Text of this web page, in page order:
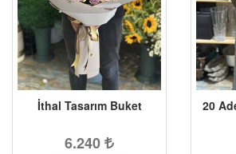
İthal Tasarım Buket
6.240
20